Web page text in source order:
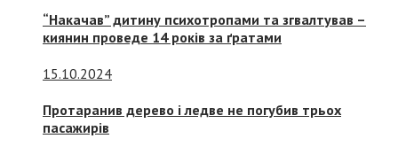
“Накачав” дитину психотропами та згвалтував –
киянин проведе 14 років за ґратами
15.10.2024
Протаранив дерево і ледве не погубив трьох
пасажирів